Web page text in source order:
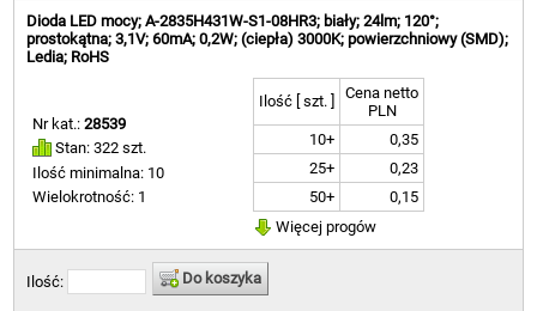
Dioda LED mocy; A-2835H431W-S1-08HR3; biały; 24lm; 120°;
prostokątna; 3,1V; 60mA; 0,2W; (ciepła) 3000K; powierzchniowy (SMD);
Ledia; RoHS
Nr kat.:28539
Stan: 322 szt.
Ilość minimalna: 10
Wielokrotność: 1
Ilość [ szt. ]
Cena netto
PLN
10+
0,35
25+
0,23
50+
0,15
Więcej progów
Ilość: Do koszyka